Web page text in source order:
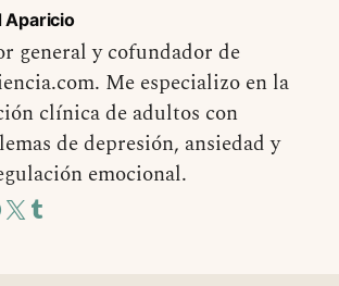
Aparicio
general y cofundador de
Me especializo en la
clínica de adultos con
de depresión, ansiedad y
emocional.